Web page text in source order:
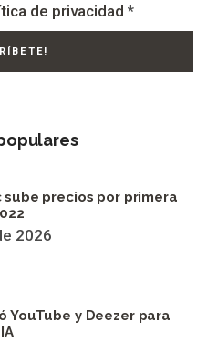
de privacidad *
sube precios por primera
2026
YouTube y Deezer para